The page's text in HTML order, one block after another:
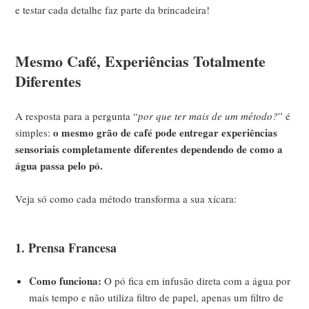
e testar cada detalhe faz parte da brincadeira!
Mesmo Café, Experiências Totalmente
Diferentes
A resposta para a pergunta “por que ter mais de um método?” é
simples:o mesmo grão de café pode entregar experiências
sensoriais completamente diferentes dependendo de como a
água passa pelo pó.
Veja só como cada método transforma a sua xícara:
1. Prensa Francesa
Como funciona: O pó fica em infusão direta com a água por
mais tempo e não utiliza filtro de papel, apenas um filtro de